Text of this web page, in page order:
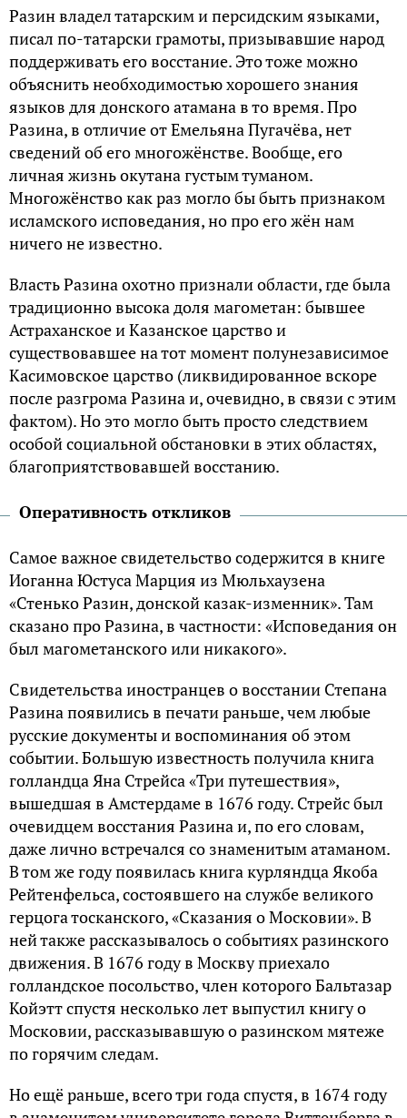
Разин владел татарским и персидским языками,
писал по-татарски грамоты, призывавшие народ
поддерживать его восстание. Это тоже можно
объяснить необходимостью хорошего знания
языков для донского атамана в то время. Про
Разина, в отличие от Емельяна Пугачёва, нет
сведений об его многожёнстве. Вообще, его
личная жизнь окутана густым туманом.
Многожёнство как раз могло бы быть признаком
исламского исповедания, но про его жён нам
ничего не известно.
Власть Разина охотно признали области, где была
традиционно высока доля магометан: бывшее
Астраханское и Казанское царство и
существовавшее на тот момент полунезависимое
Касимовское царство (ликвидированное вскоре
после разгрома Разина и, очевидно, в связи с этим
фактом). Но это могло быть просто следствием
особой социальной обстановки в этих областях,
благоприятствовавшей восстанию.
Оперативность откликов
Самое важное свидетельство содержится в книге
Иоганна Юстуса Марция из Мюльхаузена
«Стенько Разин, донской казак-изменник». Там
сказано про Разина, в частности: «Исповедания он
был магометанского или никакого».
Свидетельства иностранцев о восстании Степана
Разина появились в печати раньше, чем любые
русские документы и воспоминания об этом
событии. Большую известность получила книга
голландца Яна Стрейса «Три путешествия»,
вышедшая в Амстердаме в 1676 году. Стрейс был
очевидцем восстания Разина и, по его словам,
даже лично встречался со знаменитым атаманом.
В том же году появилась книга курляндца Якоба
Рейтенфельса, состоявшего на службе великого
герцога тосканского, «Сказания о Московии». В
ней также рассказывалось о событиях разинского
движения. В 1676 году в Москву приехало
голландское посольство, член которого Бальтазар
Койэтт спустя несколько лет выпустил книгу о
Московии, рассказывавшую о разинском мятеже
по горячим следам.
Но ещё раньше, всего три года спустя, в 1674 году